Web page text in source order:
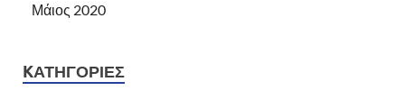
Μάιος 2020
KΑΤΗΓΟΡΊΕΣ